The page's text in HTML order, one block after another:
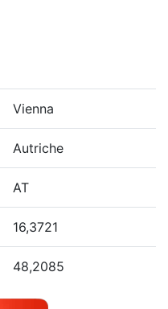
Vienna
Autriche
AT
16,3721
48,2085